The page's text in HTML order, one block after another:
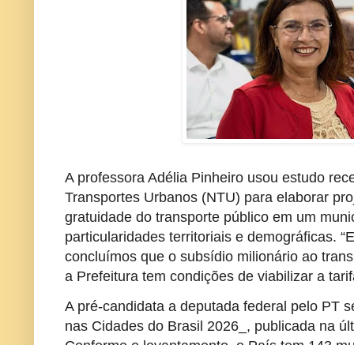
A professora Adélia Pinheiro usou estudo
Transportes Urbanos (NTU) para elaborar
gratuidade do transporte público em um
particularidades territoriais e demográficas.
concluímos que o subsídio milionário ao
a Prefeitura tem condições de viabilizar a
A pré-candidata a deputada federal pelo PT
nas Cidades do Brasil 2026_, publicada na